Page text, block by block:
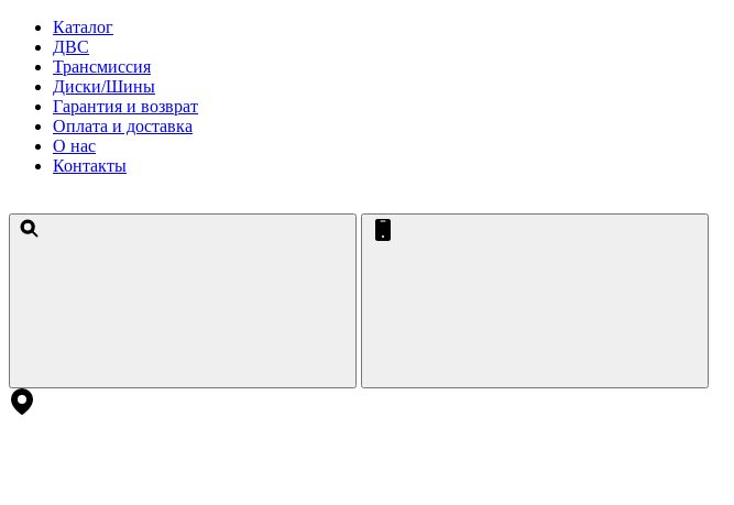
Каталог
ДВС
Трансмиссия
Диски/Шины
Гарантия и возврат
Оплата и доставка
О нас
Контакты